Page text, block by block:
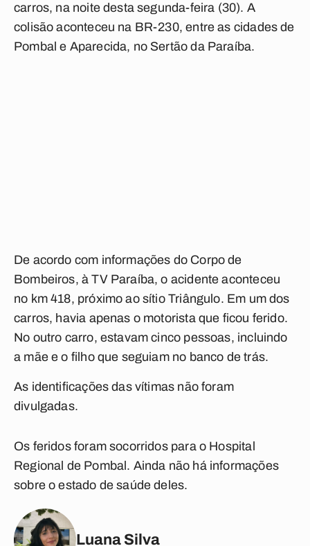
carros, na noite desta segunda-feira (30). A
colisão aconteceu na BR-230, entre as cidades de
Pombal e Aparecida, no Sertão da Paraíba.
De acordo com informações do Corpo de
Bombeiros, à TV Paraíba, o acidente aconteceu
no km 418, próximo ao sítio Triângulo. Em um dos
carros, havia apenas o motorista que ficou ferido.
No outro carro, estavam cinco pessoas, incluindo
a mãe e o filho que seguiam no banco de trás.
As identificações das vítimas não foram
divulgadas.
Os feridos foram socorridos para o Hospital
Regional de Pombal. Ainda não há informações
sobre o estado de saúde deles.
Luana Silva